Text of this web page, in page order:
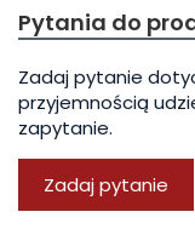
Pytania do
Zadaj pytanie
przyjemnością
zapytanie.
Zadaj pytanie